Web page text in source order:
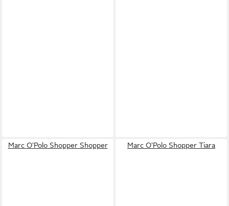
Marc O'Polo Shopper Shopper Marc O'Polo Shopper Tiara